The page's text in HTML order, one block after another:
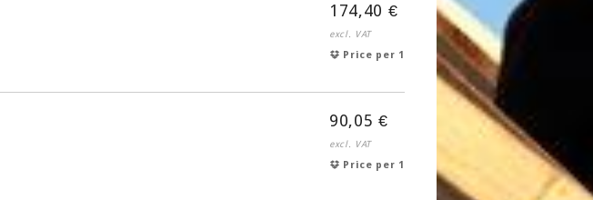
174,40 €
excl. VAT
Price per 1
90,05 €
excl. VAT
Price per 1